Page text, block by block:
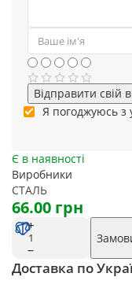
Відправити свій
Я погоджуюсь з
Є в наявності
Виробники
СТАЛЬ
66.00 грн
Доставка по